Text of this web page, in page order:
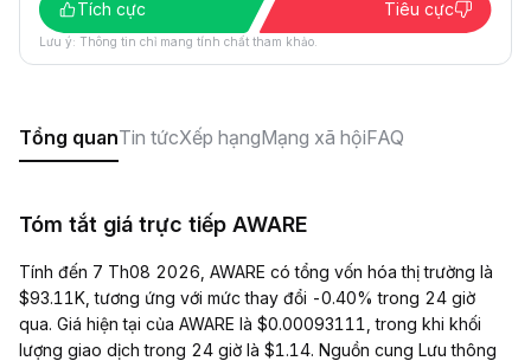
Tích cực
Tiêu cực
Lưu ý: Thông tin chỉ mang tính chất tham khảo.
Tổng quanTin tứcXếp hạngMạng xã hộiFAQ
Tóm tắt giá trực tiếp AWARE
Tính đến 7 Th08 2026, AWARE có tổng vốn hóa thị trường là
$93.11K, tương ứng với mức thay đổi -0.40% trong 24 giờ
qua. Giá hiện tại của AWARE là $0.00093111, trong khi khối
lượng giao dịch trong 24 giờ là $1.14. Nguồn cung Lưu thông